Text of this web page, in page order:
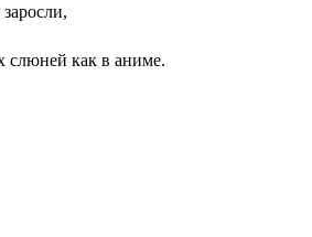
слюней как в аниме.